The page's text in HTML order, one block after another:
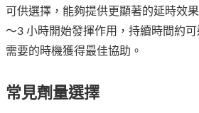
可供選擇，能夠提供更顯著的延時效
～3 小時開始發揮作用，持續時間約
需要的時機獲得最佳協助。
常見劑量選擇